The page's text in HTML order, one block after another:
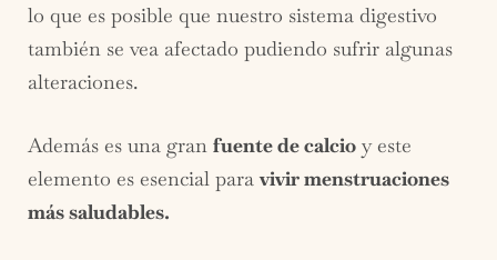
lo que es posible que nuestro sistema digestivo
también se vea afectado pudiendo sufrir algunas
alteraciones.
Además es una gran fuente de calcio y este
elemento es esencial paravivir menstruaciones
más saludables.